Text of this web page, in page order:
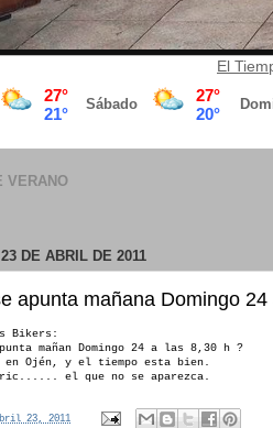
El
VERANO
DE ABRIL DE 2011
apunta mañana Domingo
Bikers:
mañan Domingo 24 a las 8,30 h ?
en Ojén, y el tiempo esta bien.
el que no se aparezca.
23, 2011